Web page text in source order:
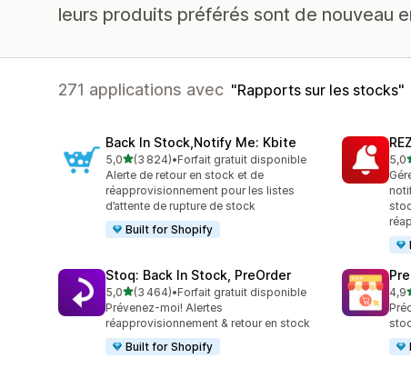
leurs produits préférés sont de nouveau
271 applications avec Rapports sur les stocks
Back In Stock,Notify Me: Kbite
5,0étoile(s) sur 5
(3 824)
3824 avis au total
•Forfait gratuit disponible
Alerte de retour en stock et de
réapprovisionnement pour les listes
d’attente de rupture de stock
Built for Shopify
5,0
Stoq: Back In Stock, PreOrder
5,0étoile(s) sur 5
(3 464)
3464 avis au total
•Forfait gratuit disponible
Prévenez-moi! Alertes
réapprovisionnement & retour en stock
Built for Shopify
4,9